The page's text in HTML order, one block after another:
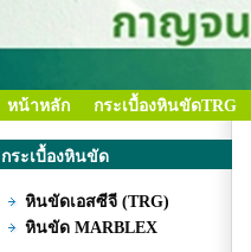
หน้าหลัก กระเบื้องหินขัดTRG
กระเบื้องหินขัด
หินขัดเอสซีจี (TRG)
หินขัด MARBLEX